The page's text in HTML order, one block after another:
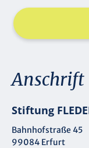
Anschrift
Stiftung
Bahnhofstraße 45
99084 Erfurt